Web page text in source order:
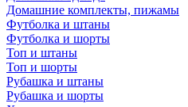
Домашние комплекты, пижамы
Футболка и штаны
Футболка и шорты
Топ и штаны
Топ и шорты
Рубашка и штаны
Рубашка и шорты